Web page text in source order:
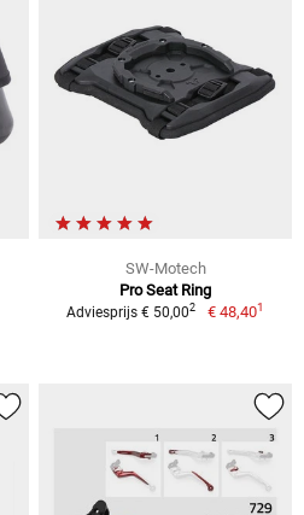
SW-Motech
Pro Seat Ring
Adviesprijs € 50,002 € 48,401